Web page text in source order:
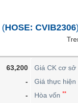
(HOSE: CVIB2306)
63,200
-
-
Giá CK cơ sở
Giá thực hiện
Hòa vốn **